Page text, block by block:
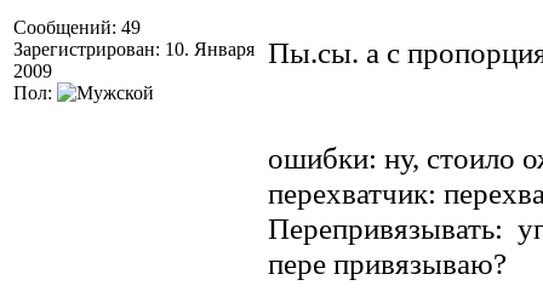
Сообщений: 49
Зарегистрирован: 10. Января
2009
Пол:
Пы.сы. а с
ошибки: ну, стоило
перехватчик:
Перепривязывать:
пере привязываю?